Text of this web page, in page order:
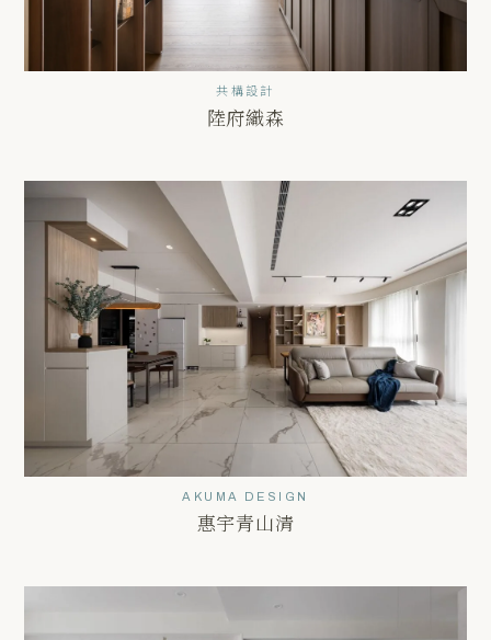
共構設計
陸府織森
AKUMA DESIGN
惠宇青山清